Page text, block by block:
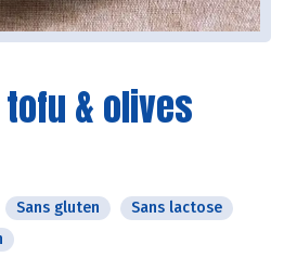
& olives
Sans gluten
Sans lactose